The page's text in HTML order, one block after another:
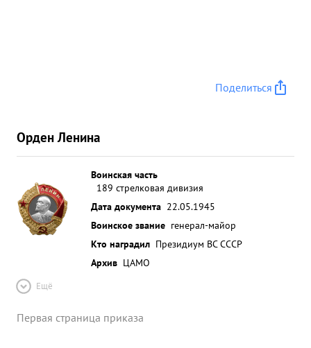
Поделиться
Орден Ленина
Воинская часть
189 стрелковая дивизия
Дата документа 22.05.1945
Воинское звание генерал-майор
Кто наградил Президиум ВС СССР
Архив ЦАМО
Ещё
Первая страница приказа